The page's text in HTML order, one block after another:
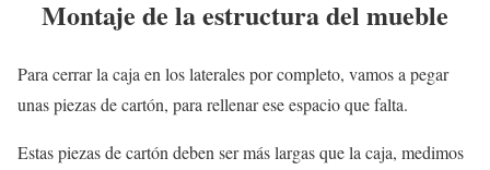
Montaje de la estructura del mueble
Para cerrar la caja en los laterales por completo, vamos a pegar
unas piezas de cartón, para rellenar ese espacio que falta.
Estas piezas de cartón deben ser más largas que la caja, medimos